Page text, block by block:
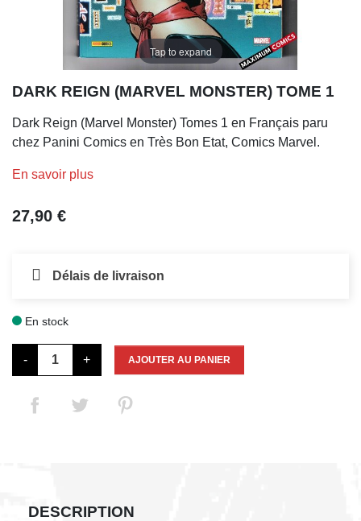
Tap to expand
DARK REIGN (MARVEL MONSTER) TOME 1
Dark Reign (Marvel Monster) Tomes 1 en Français paru
chez Panini Comics en Très Bon Etat, Comics Marvel.
En savoir plus
27,90 €
Délais de livraison
En stock
- + AJOUTER AU PANIER
DESCRIPTION